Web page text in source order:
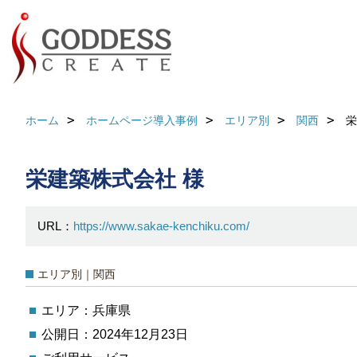
ホーム ホームページ導入事例 エリア別 関西
栄建築株式会社 様
URL： https://www.sakae-kenchiku.com/
エリア別｜関西
エリア：兵庫県
公開日：2024年12月23日